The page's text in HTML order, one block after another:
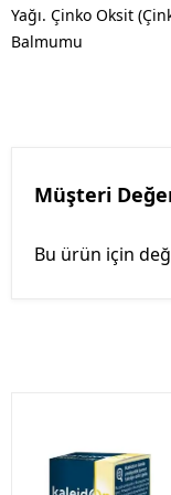
Yağı. Çinko Oksit
Balmumu
Müşteri
Bu ürün için